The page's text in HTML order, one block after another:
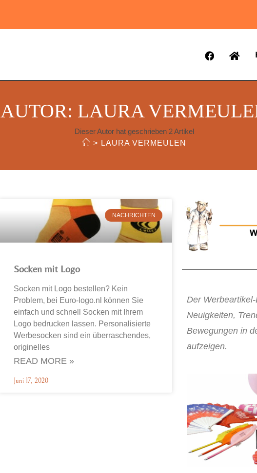
AUTOR: LAURA
Dieser Autor hat geschrieben 2 Artikel
> LAURA VERMEULEN
NACHRICHTEN
Socken mit Logo
Socken mit Logo bestellen? Kein
Problem, bei Euro-logo.nl können Sie
einfach und schnell Socken mit Ihrem
Logo bedrucken lassen. Personalisierte
Werbesocken sind ein überraschendes,
originelles
READ MORE »
Juni 17, 2020
Der
Neuigkeiten,
Bewegungen in
aufzeigen.